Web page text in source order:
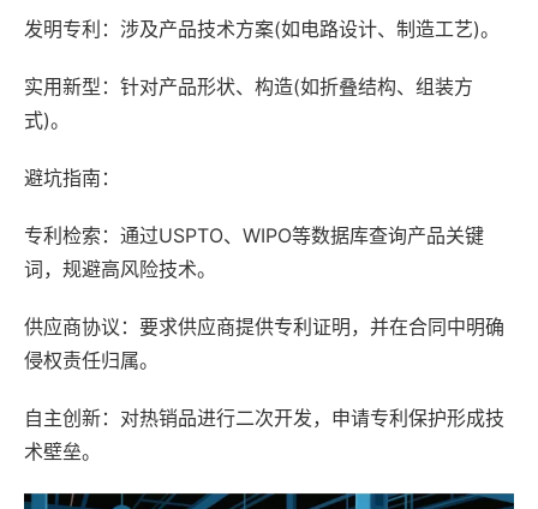
发明专利：涉及产品技术方案(如电路设计、制造工艺)。
实用新型：针对产品形状、构造(如折叠结构、组装方
式)。
避坑指南：
专利检索：通过USPTO、WIPO等数据库查询产品关键
词，规避高风险技术。
供应商协议：要求供应商提供专利证明，并在合同中明确
侵权责任归属。
自主创新：对热销品进行二次开发，申请专利保护形成技
术壁垒。